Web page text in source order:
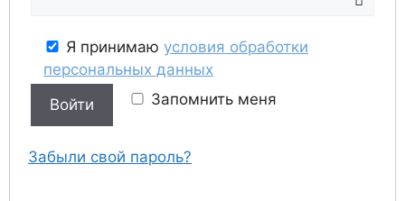
Я принимаю условия обработки
персональных данных
Запомнить меня
Войти
Забыли свой пароль?